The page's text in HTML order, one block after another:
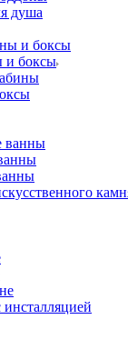
душа
и боксы
ванны